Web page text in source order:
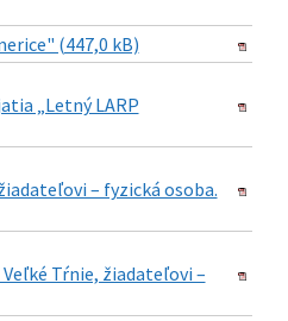
(447,0 kB)
„Letný LARP
– fyzická osoba.
Tŕnie, žiadateľovi –